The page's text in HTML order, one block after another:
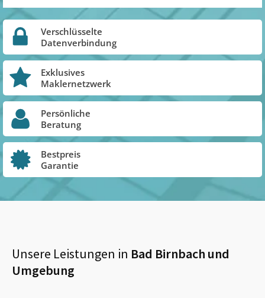
Verschlüsselte
Datenverbindung
Exklusives
Maklernetzwerk
Persönliche
Beratung
Bestpreis
Garantie
Unsere Leistungen in Bad Birnbach und
Umgebung